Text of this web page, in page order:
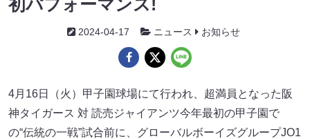
初パフォーマンス!
2024-04-17 ニュース お知らせ
4月16日（火）甲子園球場にて行われ、超満員となった阪
神タイガース 対 読売ジャイアンツ今年最初の甲子園で
の“伝統の一戦”試合前に、グローバルボーイズグループJO1